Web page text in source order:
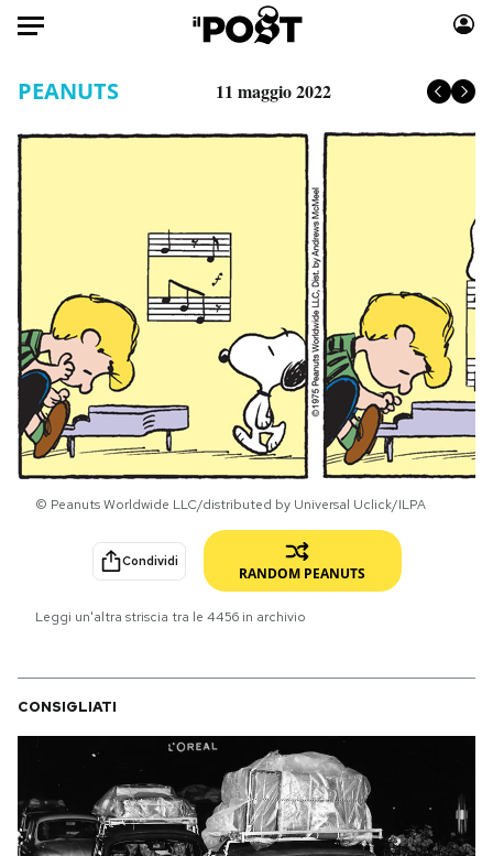
HOME
Tecnologia
Internet
Scienza
Cultura
Economia
Sport
Moda
Libri
Consumismi
Storie/Idee
Ok Boomer!
Media
Europa
Altrecose
Mondiali calcio 2026
PODCAST
NEWSLETTER
I MIEI PREFERITI
SHOP
CALENDARIO
PEANUTS 11 maggio 2022
© Peanuts Worldwide LLC/distributed by Universal Uclick/ILPA
Condividi
RANDOM PEANUTS
Leggi un'altra striscia tra le 4456 in archivio
CONSIGLIATI